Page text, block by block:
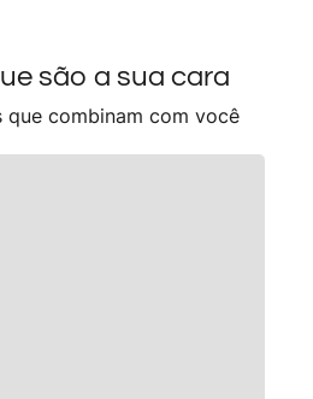
são a sua cara
que combinam com você